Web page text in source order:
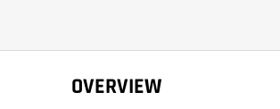
OVERVIEW